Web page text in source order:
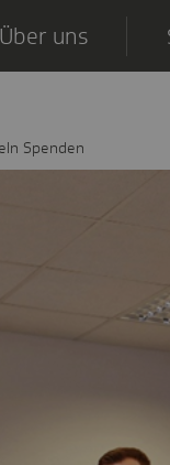
Über uns
Spenden